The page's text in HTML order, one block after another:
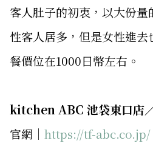
客人肚子的初衷，以大份
性客人居多，但是女性進
餐價位在1000日幣左右。
kitchen ABC 池袋東口店
官網｜ https://tf-abc.co.jp/